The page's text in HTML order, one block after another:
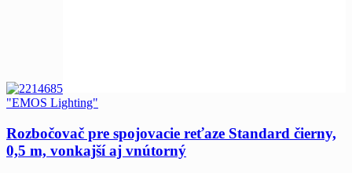
"EMOS Lighting"
Rozbočovač pre spojovacie reťaze Standard čierny,
0,5 m, vonkajší aj vnútorný